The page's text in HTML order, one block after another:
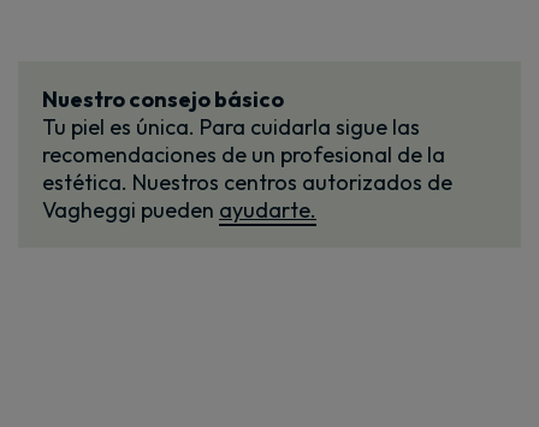
Nuestro consejo básico
Tu piel es única. Para cuidarla sigue las
recomendaciones de un profesional de la
estética. Nuestros centros autorizados de
Vagheggi pueden ayudarte.